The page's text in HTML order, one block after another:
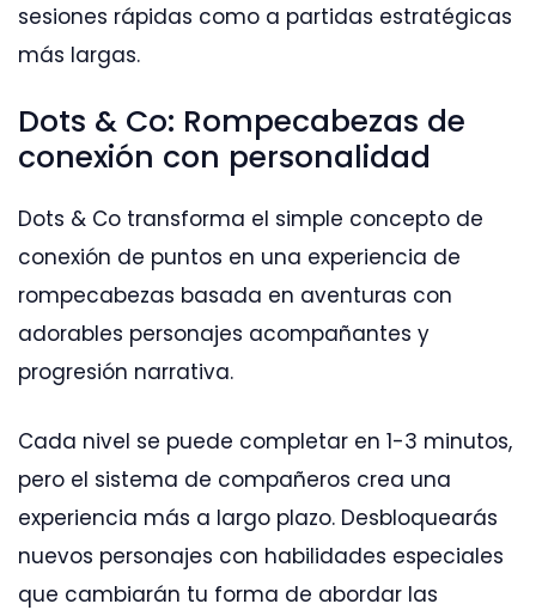
sesiones rápidas como a partidas estratégicas
más largas.
Dots & Co: Rompecabezas de
conexión con personalidad
Dots & Co transforma el simple concepto de
conexión de puntos en una experiencia de
rompecabezas basada en aventuras con
adorables personajes acompañantes y
progresión narrativa.
Cada nivel se puede completar en 1-3 minutos,
pero el sistema de compañeros crea una
experiencia más a largo plazo. Desbloquearás
nuevos personajes con habilidades especiales
que cambiarán tu forma de abordar las